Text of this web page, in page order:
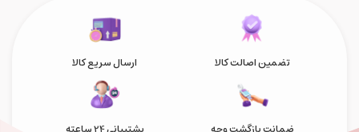
تضمین اصالت کالا ارسال سریع کالا